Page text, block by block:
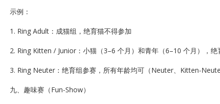
示例：
1. Ring Adult：成猫组，绝育猫不得参加
2. Ring Kitten / Junior：小猫（3–6 个月）和青年（6–10 个月），绝
3. Ring Neuter：绝育组参赛，所有年龄均可（Neuter、Kitten-
九、趣味赛（Fun-Show）